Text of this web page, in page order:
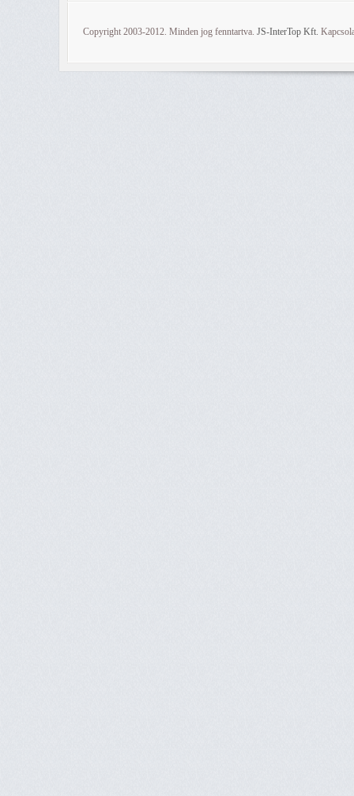
Copyright 2003-2012. Minden jog fenntartva. JS-InterTop Kft.